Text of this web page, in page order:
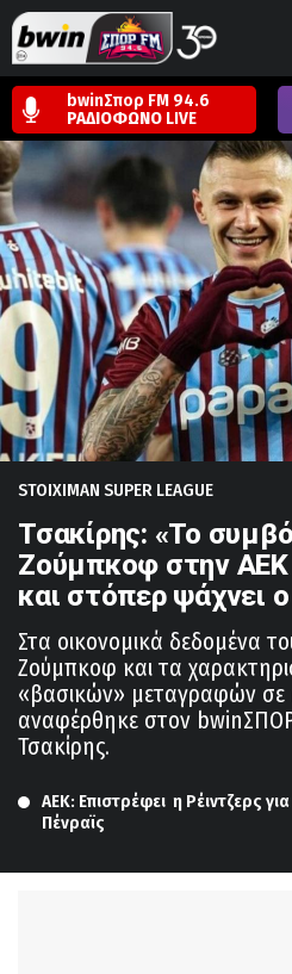
bwinΣπορ FM 94.6
ΡΑΔΙΟΦΩΝΟ LIVE
STOIXIMAN SUPER LEAGUE
Τσακίρης: «Το
Ζούμπκοφ στην ΑΕΚ
και στόπερ ψάχνει
Στα οικονομικά δεδομένα
Ζούμπκοφ και τα
«βασικών» μεταγραφών σε
αναφέρθηκε στον
Τσακίρης.
ΑΕΚ: Επιστρέφει  η Ρέιντζερς για
Πένραϊς